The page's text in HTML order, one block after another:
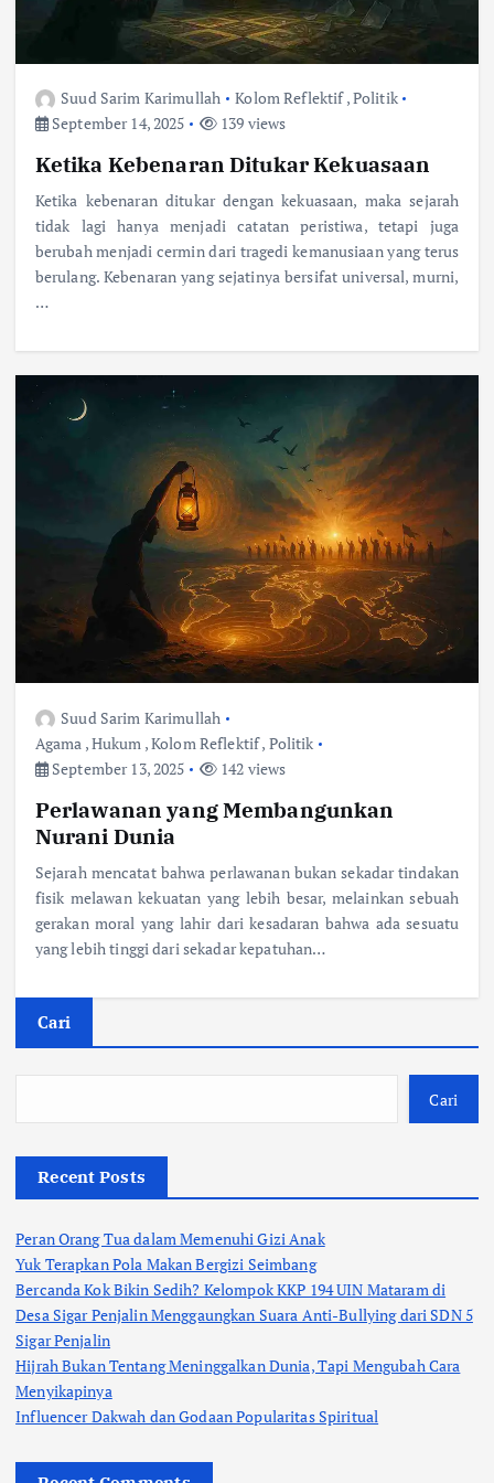
Suud Sarim Karimullah Kolom Reflektif,Politik
September 14, 2025
139 views
Ketika Kebenaran Ditukar Kekuasaan
Ketika kebenaran ditukar dengan kekuasaan, maka sejarah
tidak lagi hanya menjadi catatan peristiwa, tetapi juga
berubah menjadi cermin dari tragedi kemanusiaan yang terus
berulang. Kebenaran yang sejatinya bersifat universal, murni,
…
Suud Sarim Karimullah
Agama ,Hukum ,Kolom Reflektif, Politik
September 13, 2025
142 views
Perlawanan yang Membangunkan
Nurani Dunia
Sejarah mencatat bahwa perlawanan bukan sekadar tindakan
fisik melawan kekuatan yang lebih besar, melainkan sebuah
gerakan moral yang lahir dari kesadaran bahwa ada sesuatu
yang lebih tinggi dari sekadar kepatuhan…
Cari
Cari
Recent Posts
Peran Orang Tua dalam Memenuhi Gizi Anak
Yuk Terapkan Pola Makan Bergizi Seimbang
Bercanda Kok Bikin Sedih? Kelompok KKP 194 UIN Mataram di
Desa Sigar Penjalin Menggaungkan Suara Anti-Bullying dari SDN 5
Sigar Penjalin
Hijrah Bukan Tentang Meninggalkan Dunia, Tapi Mengubah Cara
Menyikapinya
Influencer Dakwah dan Godaan Popularitas Spiritual